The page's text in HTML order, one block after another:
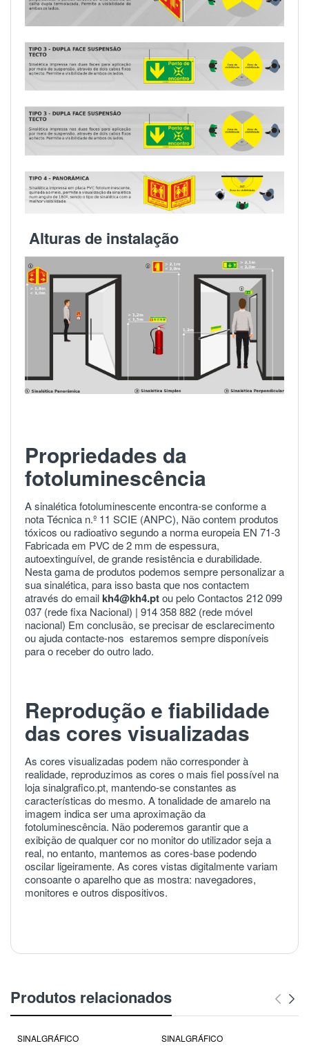
Alturas de instalação
Propriedades da
fotoluminescência
A sinalética fotoluminescente encontra-se conforme a
nota Técnica n.º 11 SCIE (ANPC), Não contem produtos
tóxicos ou radioativo segundo a norma europeia EN 71-3
Fabricada em PVC de 2 mm de espessura,
autoextinguível, de grande resistência e durabilidade.
Nesta gama de produtos podemos sempre personalizar a
sua sinalética, para isso basta que nos contactem
através do emailkh4@kh4.ptou pelo Contactos 212 099
037 (rede fixa Nacional) | 914 358 882 (rede móvel
nacional) Em conclusão, se precisar de esclarecimento
ou ajudacontacte-nos estaremos sempre disponíveis
para o receber do outro lado.
Reprodução e fiabilidade
das cores visualizadas
As cores visualizadas podem não corresponder à
realidade, reproduzimos as cores o mais fiel possível na
loja sinalgrafico.pt, mantendo-se constantes as
características do mesmo. A tonalidade de amarelo na
imagem indica ser uma aproximação da
fotoluminescência. Não poderemos garantir que a
exibição de qualquer cor no monitor do utilizador seja a
real, no entanto, mantemos as cores-base podendo
oscilar ligeiramente. As cores vistas digitalmente variam
consoante o aparelho que as mostra: navegadores,
monitores e outros dispositivos.
Produtos relacionados
SINALGRÁFICO SINALGRÁFICO